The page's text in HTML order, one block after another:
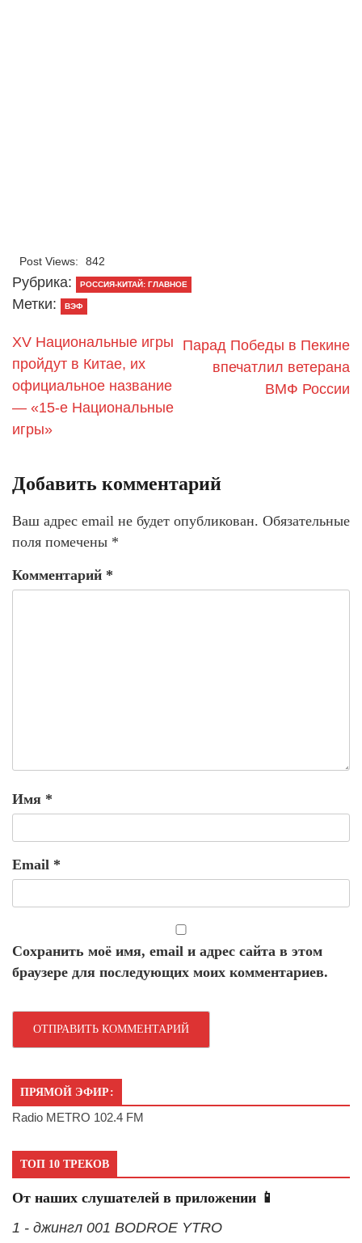
Post Views: 842
Рубрика: РОССИЯ-КИТАЙ: ГЛАВНОЕ
Метки: ВЭФ
XV Национальные игры
пройдут в Китае, их
официальное название
— «15-е Национальные
игры»
Парад Победы в Пекине
впечатлил ветерана
ВМФ России
Добавить комментарий
Ваш адрес email не будет опубликован. Обязательные
поля помечены *
Комментарий *
Имя *
Email *
Сохранить моё имя, email и адрес сайта в этом
браузере для последующих моих комментариев.
ПРЯМОЙ ЭФИР:
Radio METRO 102.4 FM
ТОП 10 ТРЕКОВ
От наших слушателей в приложении 📱
1 - джингл 001 BODROE YTRO